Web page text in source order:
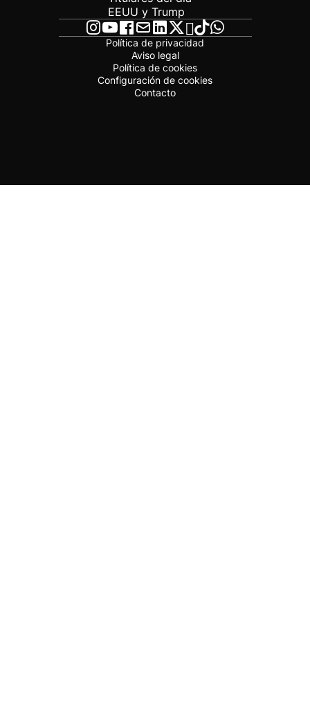
EEUU y Trump
Política de privacidad
Aviso legal
Política de cookies
Configuración de cookies
Contacto